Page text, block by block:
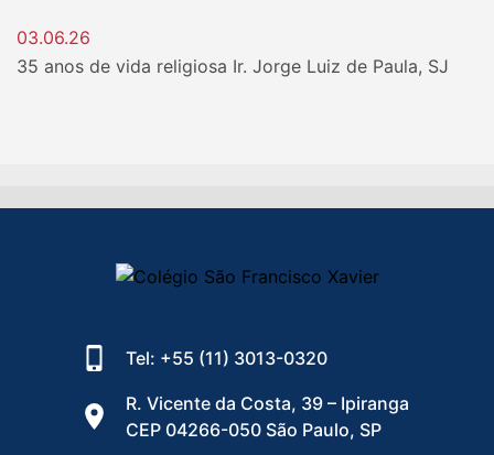
03.06.26
35 anos de vida religiosa Ir. Jorge Luiz de Paula, SJ
Tel: +55 (11) 3013-0320
R. Vicente da Costa, 39 – Ipiranga
CEP 04266-050 São Paulo, SP